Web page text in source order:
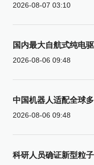
2026-08-07 03:10
国内最大自航式纯电
2026-08-06 09:48
中国机器人适配全球
2026-08-06 09:48
科研人员确证新型粒